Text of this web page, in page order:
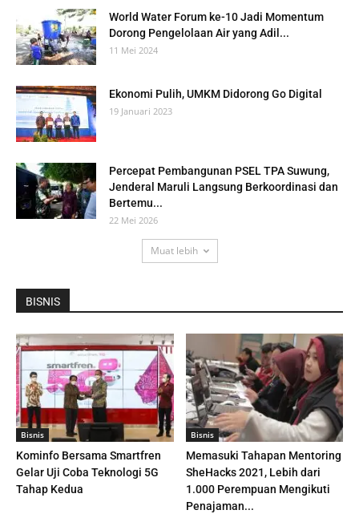
World Water Forum ke-10 Jadi Momentum
Dorong Pengelolaan Air yang Adil...
11 Mei 2024
Ekonomi Pulih, UMKM Didorong Go Digital
19 Januari 2023
Percepat Pembangunan PSEL TPA Suwung,
Jenderal Maruli Langsung Berkoordinasi dan
Bertemu...
22 Mei 2026
Muat lebih
BISNIS
Bisnis
Kominfo Bersama Smartfren
Gelar Uji Coba Teknologi 5G
Tahap Kedua
Bisnis
Memasuki Tahapan Mentoring
SheHacks 2021, Lebih dari
1.000 Perempuan Mengikuti
Penajaman...